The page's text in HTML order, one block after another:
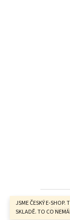
JSME ČESKÝ E-SHOP.
SKLADĚ. TO CO